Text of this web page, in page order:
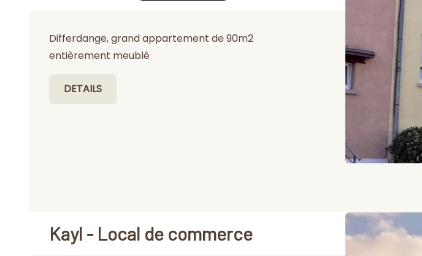
Differdange, grand appartement de 90m2
entièrement meublé
DETAILS
Kayl - Local de commerce